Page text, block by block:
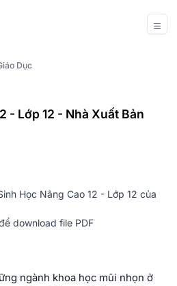
Dục
- Lớp 12 - Nhà Xuất Bản
Học Nâng Cao 12 - Lớp 12 của
download file PDF
ngành khoa học mũi nhọn ở